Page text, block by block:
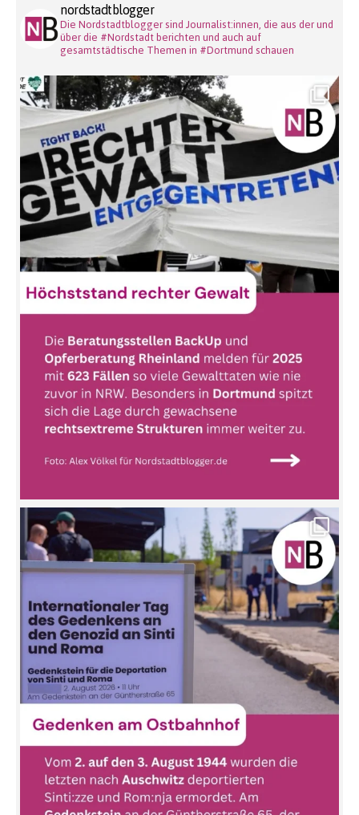
nordstadtblogger
Die Nordstadtblogger sind Journalist:innen, die aus der und
über die #Nordstadt berichten und auch auf
gesamtstädtische Themen in #Dortmund schauen